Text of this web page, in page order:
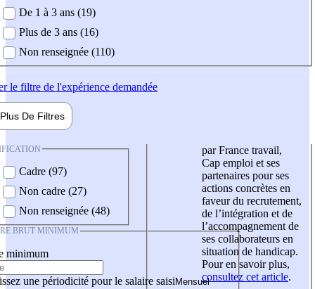
De 1 à 3 ans (19)
Plus de 3 ans (16)
Non renseignée (110)
le filtre de l'expérience demandée
Plus De Filtres
Cadre (97)
Non cadre (27)
Non renseignée (48)
BRUT MINIMUM
minimum
une périodicité pour le salaire saisi
par France travail,
Cap emploi et ses
partenaires pour ses
actions concrètes en
faveur du recrutement,
de l’intégration et de
l’accompagnement de
ses collaborateurs en
situation de handicap.
Pour en savoir plus,
consultez cet article.